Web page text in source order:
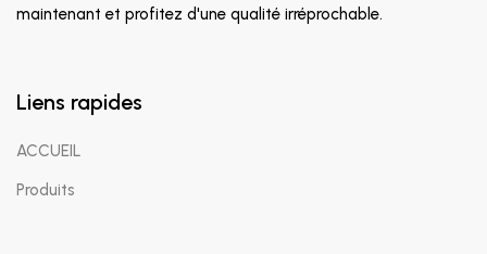
maintenant et profitez d'une qualité irréprochable.
Liens rapides
ACCUEIL
Produits